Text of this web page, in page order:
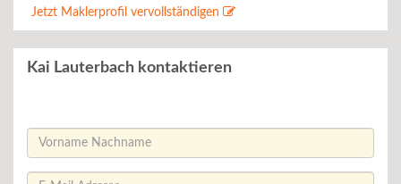
Jetzt Maklerprofil vervollständigen
Kai Lauterbach kontaktieren